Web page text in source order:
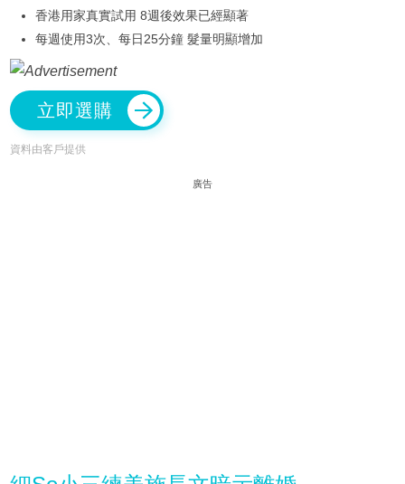
香港用家真實試用 8週後效果已經顯著
每週使用3次、每日25分鐘 髮量明顯增加
立即選購
資料由客戶提供
廣告